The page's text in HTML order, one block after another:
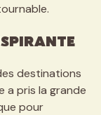
destinations
a pris la grande
pour